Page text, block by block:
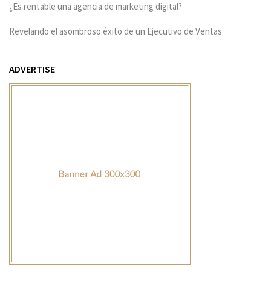
¿Es rentable una agencia de marketing digital?
Revelando el asombroso éxito de un Ejecutivo de Ventas
ADVERTISE